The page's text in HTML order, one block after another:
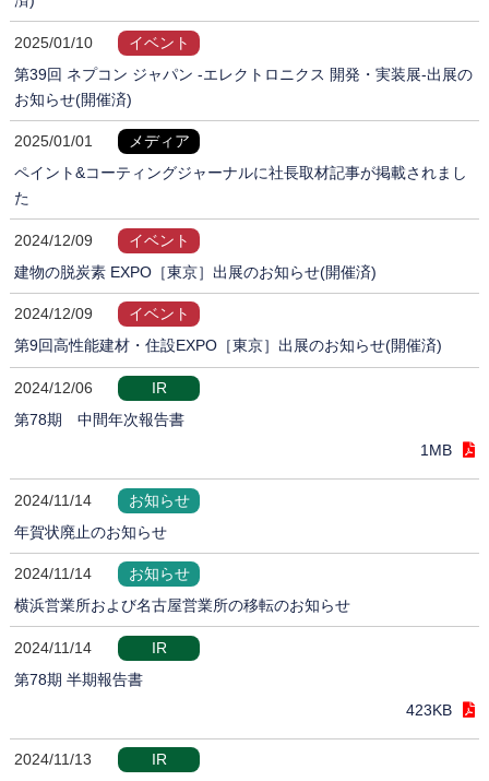
2025/01/10
イベント
第39回 ネプコン ジャパン -エレクトロニクス 開発・実装展-出展の
お知らせ(開催済)
2025/01/01
メディア
ペイント&コーティングジャーナルに社長取材記事が掲載されまし
た
2024/12/09
イベント
建物の脱炭素 EXPO［東京］出展のお知らせ(開催済)
2024/12/09
イベント
第9回高性能建材・住設EXPO［東京］出展のお知らせ(開催済)
2024/12/06
IR
第78期 中間年次報告書
1MB
2024/11/14
お知らせ
年賀状廃止のお知らせ
2024/11/14
お知らせ
横浜営業所および名古屋営業所の移転のお知らせ
2024/11/14
IR
第78期 半期報告書
423KB
2024/11/13
IR